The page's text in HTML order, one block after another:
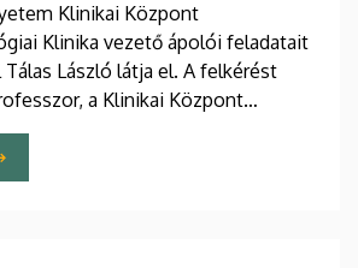
Klinikai Központ
Klinika vezető ápolói feladatait
László látja el. A felkérést
a Klinikai Központ
Anna ápolási és
adta át pénteken
között az Elnöki Hivatalban.